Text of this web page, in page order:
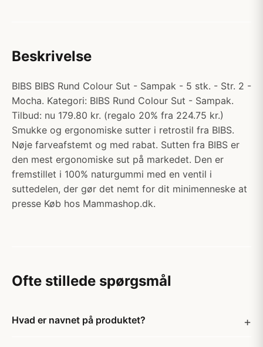
Beskrivelse
BIBS BIBS Rund Colour Sut - Sampak - 5 stk. - Str. 2 -
Mocha. Kategori: BIBS Rund Colour Sut - Sampak.
Tilbud: nu 179.80 kr. (regalo 20% fra 224.75 kr.)
Smukke og ergonomiske sutter i retrostil fra BIBS.
Nøje farveafstemt og med rabat. Sutten fra BIBS er
den mest ergonomiske sut på markedet. Den er
fremstillet i 100% naturgummi med en ventil i
suttedelen, der gør det nemt for dit minimenneske at
presse Køb hos Mammashop.dk.
Ofte stillede spørgsmål
Hvad er navnet på produktet?